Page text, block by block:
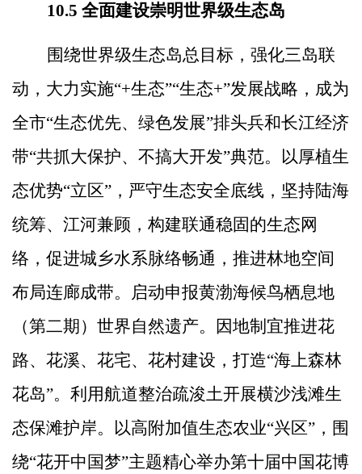
10.5 全面建设崇明世界级生态岛
围绕世界级生态岛总目标，强化三岛联
动，大力实施“+生态”“生态+”发展战略，成为
全市“生态优先、绿色发展”排头兵和长江经济
带“共抓大保护、不搞大开发”典范。以厚植生
态优势“立区” ，严守生态安全底线，坚持陆海
统筹、江河兼顾，构建联通稳固的生态网
络，促进城乡水系脉络畅通，推进林地空间
布局连廊成带。启动申报黄渤海候鸟栖息地
（第二期）世界自然遗产。因地制宜推进花
路、花溪、花宅、花村建设，打造“海上森林
花岛”。利用航道整治疏浚土开展横沙浅滩生
态保滩护岸。以高附加值生态农业“兴区” ，围
绕“花开中国梦”主题精心举办第十届中国花博